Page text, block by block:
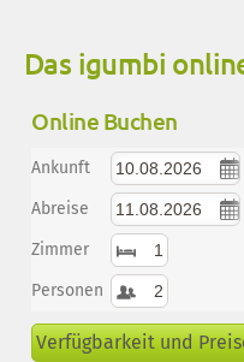
Das igumbi
Online Buchen
Ankunft
Abreise
Zimmer
Personen
Verfügbarkeit und